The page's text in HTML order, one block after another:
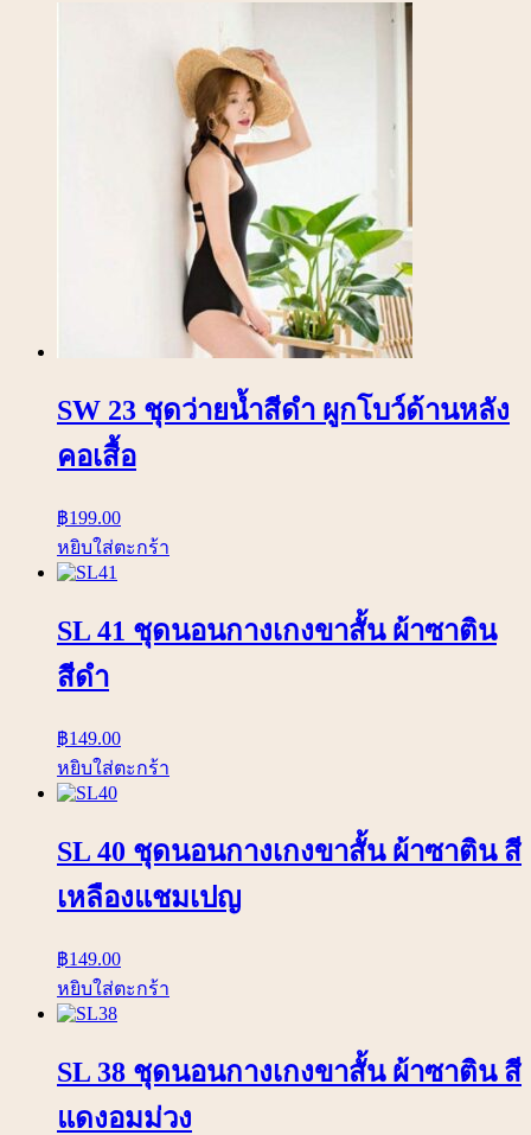
SW 23 ชุดว่ายน้ำสีดำ ผูกโบว์ด้านหลัง
คอเสื้อ
฿199.00
หยิบใส่ตะกร้า
SL 41 ชุดนอนกางเกงขาสั้น ผ้าซาติน
สีดำ
฿149.00
หยิบใส่ตะกร้า
SL 40 ชุดนอนกางเกงขาสั้น ผ้าซาติน สี
เหลืองแชมเปญ
฿149.00
หยิบใส่ตะกร้า
SL 38 ชุดนอนกางเกงขาสั้น ผ้าซาติน สี
แดงอมม่วง